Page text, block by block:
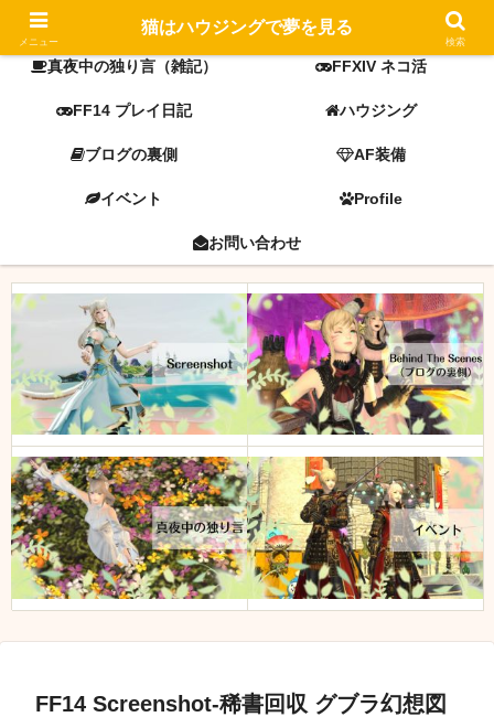
FF14 screenshot ミラプリ
真夜中の独り言（雑記） FFXIV ネコ活
FF14 プレイ日記 ハウジング
ブログの裏側 AF装備
イベント Profile
お問い合わせ
FF14 Screenshot-稀書回収 グブラ幻想図
メニュー
猫はハウジングで夢を見る
検索